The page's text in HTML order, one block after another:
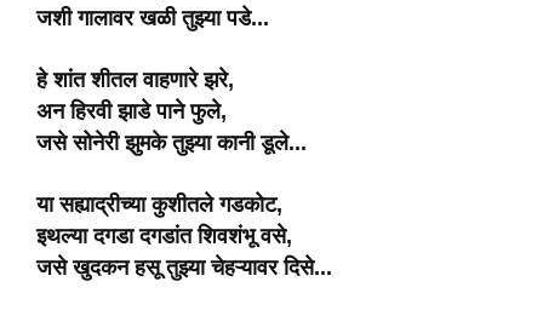
जशीगालावरखळी तुझ्या पडे...
हेशांत शीतलवाहणारे झरे,
अनहिरवी झाडे पाने फुले,
जसे सोनेरी झुमके तुझ्या कानी डूले...
या सह्याद्रीच्या कुशीतलेगडकोट,
इथल्या दगडादगडांतशिवशंभू वसे,
जसेखुदकनहसू तुझ्याचेहऱ्यावरदिसे...